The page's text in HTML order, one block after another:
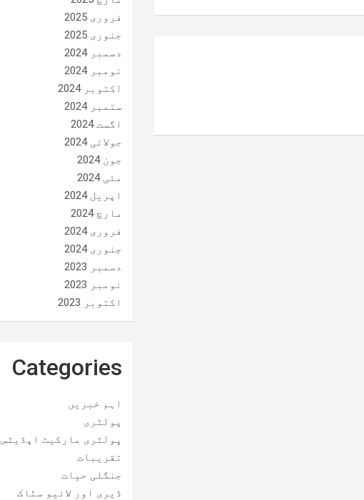
فروری 2025
جنوری 2025
دسمبر 2024
نومبر 2024
اکتوبر 2024
ستمبر 2024
اگست 2024
جولائی 2024
جون 2024
مئی 2024
اپریل 2024
مارچ 2024
فروری 2024
جنوری 2024
دسمبر 2023
نومبر 2023
اکتوبر 2023
Categories
اہم خبریں
پولٹری
پولٹری مارکیٹ اپڈیٹس
تقریبات
جنگلی حیات
ڈیری اور لائیو سٹاک